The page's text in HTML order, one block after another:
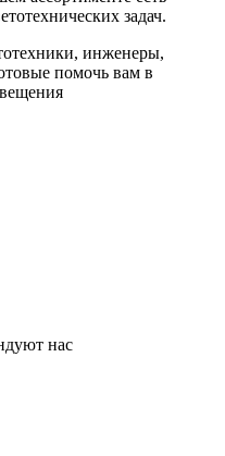
задач.
инженеры,
помочь вам в
нас